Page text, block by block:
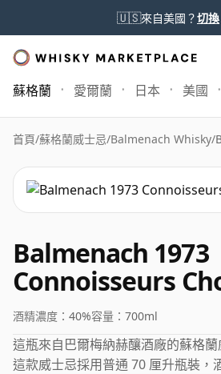
🇺🇸來自美國？切換
蘇格蘭 愛爾蘭 日本 美國
首頁/蘇格蘭威士忌/Balmenach Whisky/
Balmenach 1973
Connoisseurs
酒精濃度： 40%容量： 700ml
這瓶來自巴爾梅納赫釀酒廠的蘇格
這款威士忌採用普通 70 厘升瓶裝，